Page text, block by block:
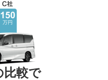
比較で